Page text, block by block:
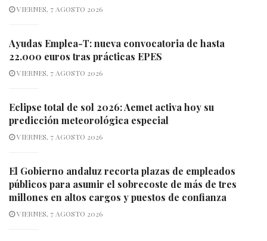
VIERNES, 7 AGOSTO 2026
Ayudas Emplea-T: nueva convocatoria de hasta
22.000 euros tras prácticas EPES
VIERNES, 7 AGOSTO 2026
Eclipse total de sol 2026: Aemet activa hoy su
predicción meteorológica especial
VIERNES, 7 AGOSTO 2026
El Gobierno andaluz recorta plazas de empleados
públicos para asumir el sobrecoste de más de tres
millones en altos cargos y puestos de confianza
VIERNES, 7 AGOSTO 2026